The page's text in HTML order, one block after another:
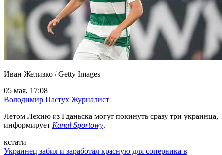
Иван Желизко / Getty Images
05 мая, 17:08
Володимир Пастух Журналист
Летом Лехию из Гданьска могут покинуть сразу три украинца,
информирует Kanal Sportowy.
кстати
Украинец забил и заработал красную для соперника в